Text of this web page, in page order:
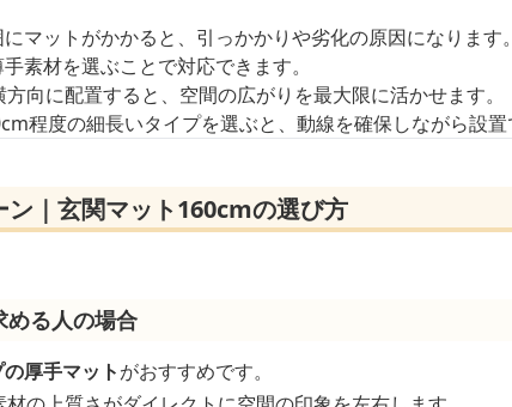
にマットがかかると、引っかかりや劣化の原因になります。
素材を選ぶことで対応できます。
向に配置すると、空間の広がりを最大限に活かせます。
程度の細長いタイプを選ぶと、動線を確保しながら設置
｜玄関マット160cmの選び方
める人の場合
厚手マットがおすすめです。